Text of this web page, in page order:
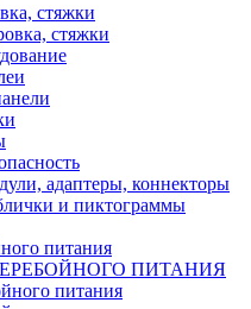
стяжки
стяжки
адаптеры, коннекторы
и пиктограммы
питания
ПИТАНИЯ
питания